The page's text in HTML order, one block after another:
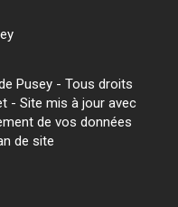
Pusey - Tous droits
- Site mis à jour avec
de vos données
de site